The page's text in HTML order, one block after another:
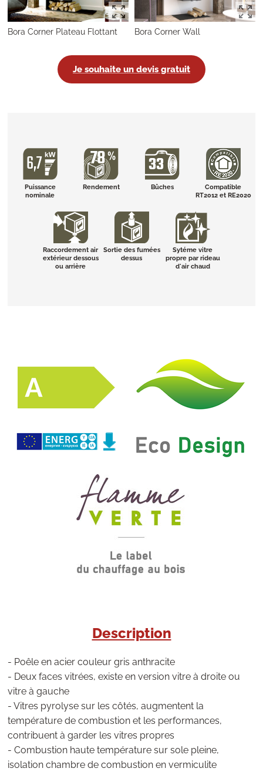
Bora Corner Plateau Flottant Bora Corner Wall
Je souhaite un devis gratuit
Puissance
nominale
Rendement Bûches
Compatible
RT2012 et RE2020
Raccordement air
extérieur dessous
ou arrière
Sortie des fumées
dessus
Sytéme vitre
propre par rideau
d'air chaud
Description
- Poêle en acier couleur gris anthracite
- Deux faces vitrées, existe en version vitre à droite ou
vitre à gauche
- Vitres pyrolyse sur les côtés, augmentent la
température de combustion et les performances,
contribuent à garder les vitres propres
- Combustion haute température sur sole pleine,
isolation chambre de combustion en vermiculite